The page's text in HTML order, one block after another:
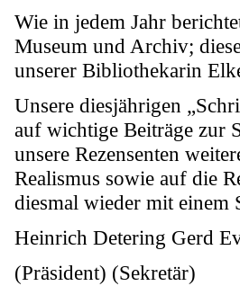
Wie in jedem Jahr
Museum und Archiv;
unserer Bibliothekarin
Unsere diesjährigen
auf wichtige Beiträge zur
unsere Rezensenten
Realismus sowie auf die
diesmal wieder mit einem
Heinrich Detering Gerd
(Präsident) (Sekretär)